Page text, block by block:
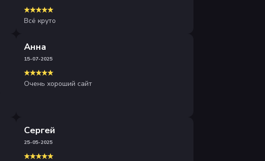
Всё круто
Анна
15-07-2025
Очень хороший сайт
Сергей
25-05-2025